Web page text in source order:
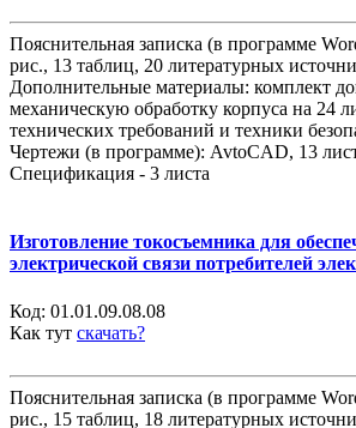
Пояснительная записка (в программе
рис., 13 таблиц, 20 литературных
Дополнительные материалы: комплект
механическую обработку корпуса на 24
технических требований и техники
Чертежи (в программе): AvtoCAD, 13
Спецификация - 3 листа
Изготовление токосъемника для
электрической связи потребителей
Код: 01.01.09.08.08
Как тут скачать?
Пояснительная записка (в программе
рис., 15 таблиц, 18 литературных